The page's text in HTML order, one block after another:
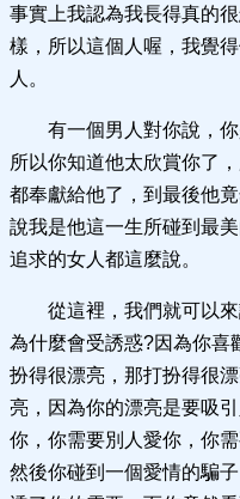
事實上我認為我長得真的
樣，所以這個人喔，我覺
人。
有一個男人對你說，
所以你知道他太欣賞你了
都奉獻給他了，到最後他
說我是他這一生所碰到最
追求的女人都這麼說。
從這裡，我們就可以
為什麼會受誘惑?因為你喜
扮得很漂亮，那打扮得很
亮，因為你的漂亮是要吸
你，你需要別人愛你，你
然後你碰到一個愛情的騙